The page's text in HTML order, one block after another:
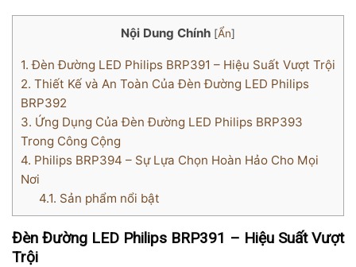
Nội Dung Chính [Ẩn]
1. Đèn Đường LED Philips BRP391 – Hiệu Suất Vượt Trội
2. Thiết Kế và An Toàn Của Đèn Đường LED Philips
BRP392
3. Ứng Dụng Của Đèn Đường LED Philips BRP393
Trong Công Cộng
4. Philips BRP394 – Sự Lựa Chọn Hoàn Hảo Cho Mọi
Nơi
4.1. Sản phẩm nổi bật
Đèn Đường LED Philips BRP391 – Hiệu Suất Vượt
Trội